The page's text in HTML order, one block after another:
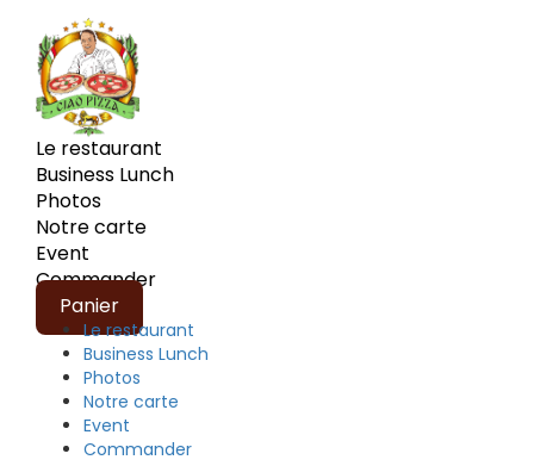
Le restaurant
Business Lunch
Photos
Notre carte
Event
Commander
Panier
Le restaurant
Business Lunch
Photos
Notre carte
Event
Commander